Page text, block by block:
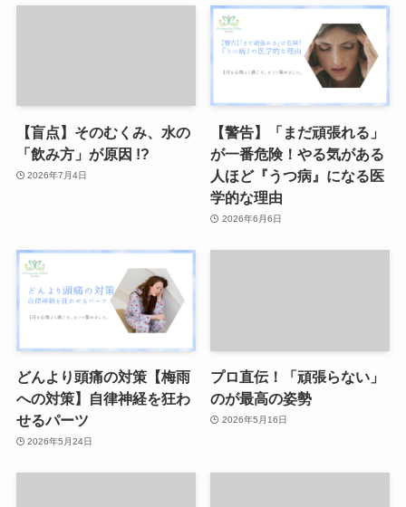
【盲点】そのむくみ、水の
「飲み方」が原因 !?
2026年7月4日
【警告】「まだ頑張れる」
が一番危険！やる気がある
人ほど『うつ病』になる医
学的な理由
2026年6月6日
どんより頭痛の対策【梅雨
への対策】自律神経を狂わ
せるパーツ
2026年5月24日
プロ直伝！「頑張らない」
のが最高の姿勢
2026年5月16日